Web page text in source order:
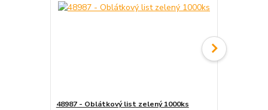
48987 - Oblátkový list zelený 1000ks